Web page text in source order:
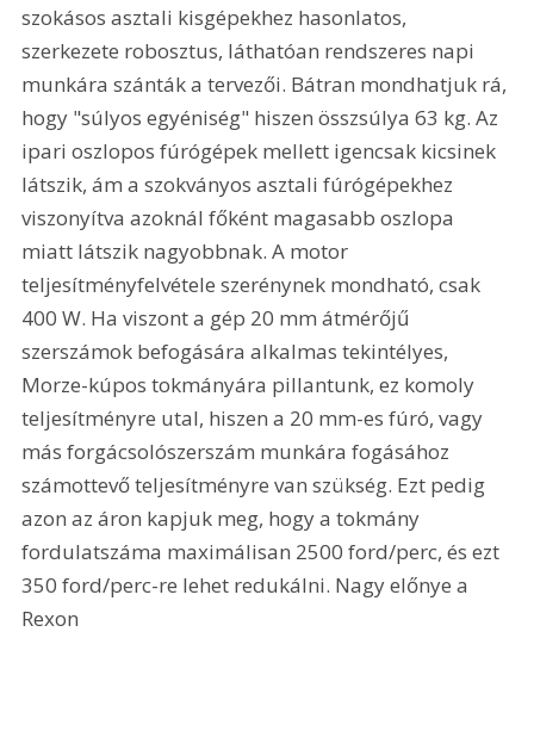
szokásos asztali kisgépekhez hasonlatos,
szerkezete robosztus, láthatóan rendszeres napi
munkára szánták a tervezői. Bátran mondhatjuk rá,
hogy "súlyos egyéniség" hiszen összsúlya 63 kg. Az
ipari oszlopos fúrógépek mellett igencsak kicsinek
látszik, ám a szokványos asztali fúrógépekhez
viszonyítva azoknál főként magasabb oszlopa
miatt látszik nagyobbnak. A motor
teljesítményfelvétele szerénynek mondható, csak
400 W. Ha viszont a gép 20 mm átmérőjű
szerszámok befogására alkalmas tekintélyes,
Morze-kúpos tokmányára pillantunk, ez komoly
teljesítményre utal, hiszen a 20 mm-es fúró, vagy
más forgácsolószerszám munkára fogásához
számottevő teljesítményre van szükség. Ezt pedig
azon az áron kapjuk meg, hogy a tokmány
fordulatszáma maximálisan 2500 ford/perc, és ezt
350 ford/perc-re lehet redukálni. Nagy előnye a
Rexon